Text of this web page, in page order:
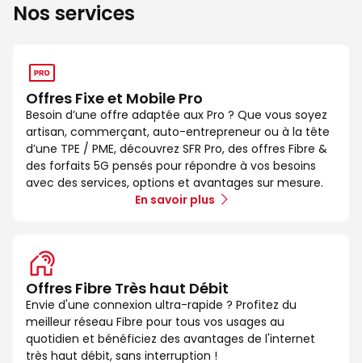
Nos services
Offres Fixe et Mobile Pro
Besoin d’une offre adaptée aux Pro ? Que vous soyez
artisan, commerçant, auto-entrepreneur ou à la tête
d’une TPE / PME, découvrez SFR Pro, des offres Fibre &
des forfaits 5G pensés pour répondre à vos besoins
avec des services, options et avantages sur mesure.
En savoir plus
Offres Fibre Très haut Débit
Envie d'une connexion ultra-rapide ? Profitez du
meilleur réseau Fibre pour tous vos usages au
quotidien et bénéficiez des avantages de l'internet
très haut débit, sans interruption !